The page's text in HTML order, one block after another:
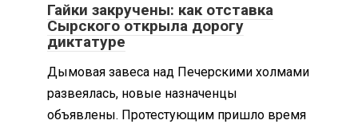
Гайки закручены: как отставка
Сырского открыла дорогу
диктатуре
Дымовая завеса над Печерскими холмами
развеялась, новые назначенцы
объявлены. Протестующим пришло время